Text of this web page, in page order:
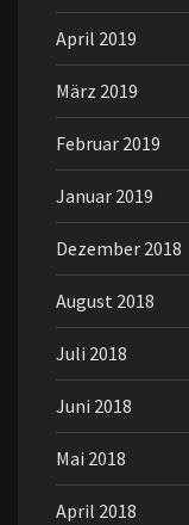
April 2019
März 2019
Februar 2019
Januar 2019
Dezember 2018
August 2018
Juli 2018
Juni 2018
Mai 2018
April 2018